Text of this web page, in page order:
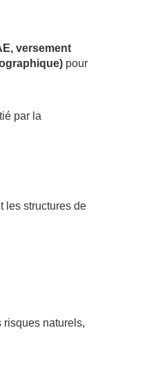
versement
pour
par la
les structures de
risques naturels,